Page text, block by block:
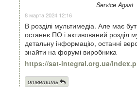
Service Agsat
8 марта 2024 12:16
В розділі мультимедіа. Але має
останнє ПО і активований розділ
детальну інформацію, останні
знайти на форумі виробника
https://sat-integral.org.ua/
ответить